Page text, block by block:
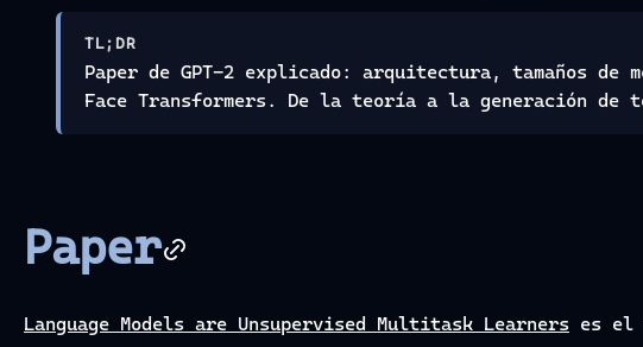
TL;DR
Paper de GPT-2 explicado: arquitectura, tamaños de
Face Transformers. De la teoría a la generación de
Paper
Language Models are Unsupervised Multitask Learners es el